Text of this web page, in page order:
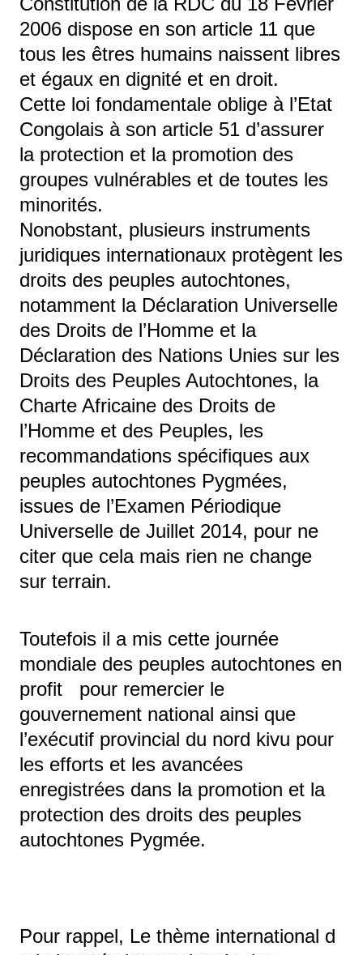
2006 dispose en son article 11 que
tous les êtres humains naissent libres
et égaux en dignité et en droit.
Cette loi fondamentale oblige à l’Etat
Congolais à son article 51 d’assurer
la protection et la promotion des
groupes vulnérables et de toutes les
minorités.
Nonobstant, plusieurs instruments
juridiques internationaux protègent les
droits des peuples autochtones,
notamment la Déclaration Universelle
des Droits de l’Homme et la
Déclaration des Nations Unies sur les
Droits des Peuples Autochtones, la
Charte Africaine des Droits de
l’Homme et des Peuples, les
recommandations spécifiques aux
peuples autochtones Pygmées,
issues de l’Examen Périodique
Universelle de Juillet 2014, pour ne
citer que cela mais rien ne change
sur terrain.
Toutefois il a mis cette journée
mondiale des peuples autochtones en
profit pour remercier le
gouvernement national ainsi que
l’exécutif provincial du nord kivu pour
les efforts et les avancées
enregistrées dans la promotion et la
protection des droits des peuples
autochtones Pygmée.
Pour rappel, Le thème international d